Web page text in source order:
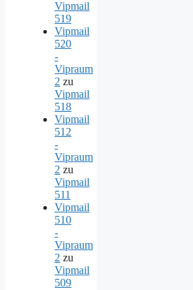
Vipmail
519
Vipmail
520
-
Vipraum
2 zu
Vipmail
518
Vipmail
512
-
Vipraum
2 zu
Vipmail
511
Vipmail
510
-
Vipraum
2 zu
Vipmail
509